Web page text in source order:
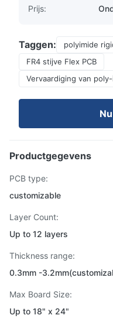
Prijs:
Taggen:
polyimide
FR4 stijve Flex PCB
Vervaardiging van
Productgegevens
PCB type:
customizable
Layer Count:
Up to 12 layers
Thickness range:
0.3mm -
Max Board Size:
Up to 18" x 24"